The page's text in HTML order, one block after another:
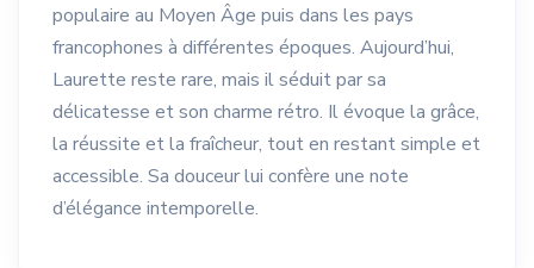
populaire au Moyen Âge puis dans les pays
francophones à différentes époques. Aujourd’hui,
Laurette reste rare, mais il séduit par sa
délicatesse et son charme rétro. Il évoque la grâce,
la réussite et la fraîcheur, tout en restant simple et
accessible. Sa douceur lui confère une note
d’élégance intemporelle.